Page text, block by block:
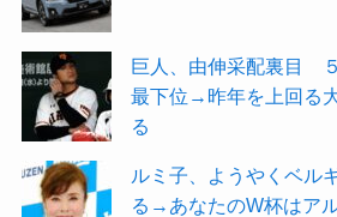
巨人、由伸采配裏目
最下位→昨年を上回る
る
ルミ子、ようやくベル
る→あなたのW杯はア